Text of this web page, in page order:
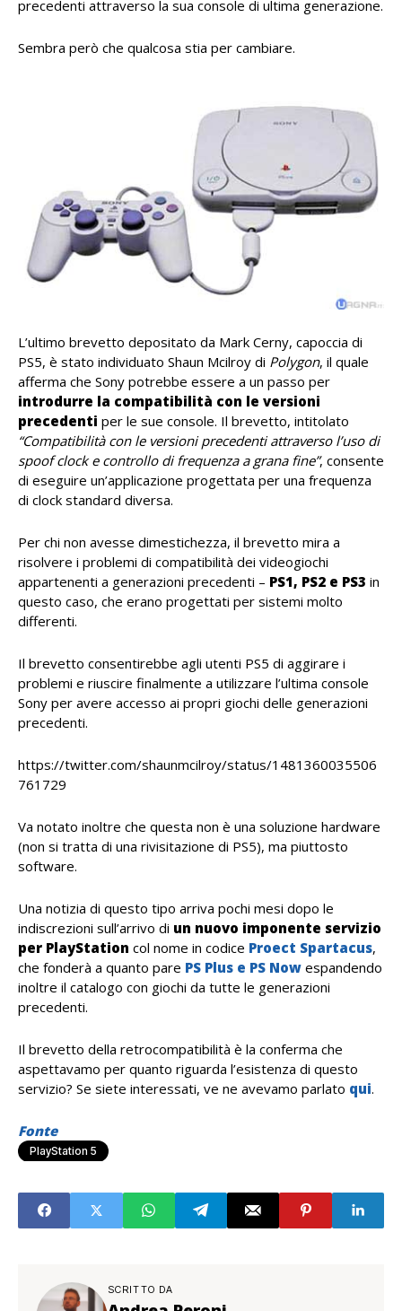
precedenti attraverso la sua console di ultima generazione.
Sembra però che qualcosa stia per cambiare.
L’ultimo brevetto depositato da Mark Cerny, capoccia di
PS5, è stato individuato Shaun Mcilroy di Polygon, il quale
afferma che Sony potrebbe essere a un passo per
introdurre la compatibilità con le versioni
precedenti per le sue console. Il brevetto, intitolato
“Compatibilità con le versioni precedenti attraverso l’uso di
spoof clock e controllo di frequenza a grana fine”, consente
di eseguire un’applicazione progettata per una frequenza
di clock standard diversa.
Per chi non avesse dimestichezza, il brevetto mira a
risolvere i problemi di compatibilità dei videogiochi
appartenenti a generazioni precedenti – PS1, PS2 e PS3 in
questo caso, che erano progettati per sistemi molto
differenti.
Il brevetto consentirebbe agli utenti PS5 di aggirare i
problemi e riuscire finalmente a utilizzare l’ultima console
Sony per avere accesso ai propri giochi delle generazioni
precedenti.
https://twitter.com/shaunmcilroy/status/1481360035506
761729
Va notato inoltre che questa non è una soluzione hardware
(non si tratta di una rivisitazione di PS5), ma piuttosto
software.
Una notizia di questo tipo arriva pochi mesi dopo le
indiscrezioni sull’arrivo di un nuovo imponente servizio
per PlayStation col nome in codice Proect Spartacus,
che fonderà a quanto pare PS Plus e PS Now espandendo
inoltre il catalogo con giochi da tutte le generazioni
precedenti.
Il brevetto della retrocompatibilità è la conferma che
aspettavamo per quanto riguarda l’esistenza di questo
servizio? Se siete interessati, ve ne avevamo parlato qui.
Fonte
PlayStation 5
SCRITTO DA